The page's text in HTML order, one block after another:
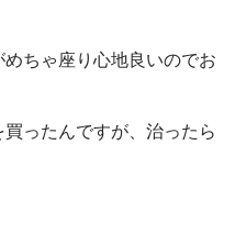
ちゃ座り心地良いのでお
ったんですが、治ったら